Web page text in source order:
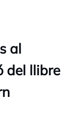
al
del llibre